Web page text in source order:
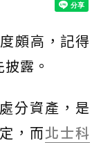
頗高，記得
露。
分資產，是
，而北士科